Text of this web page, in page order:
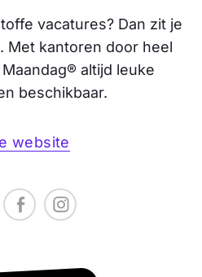
vacatures? Dan zit je
Met kantoren door heel
altijd leuke
beschikbaar.
website